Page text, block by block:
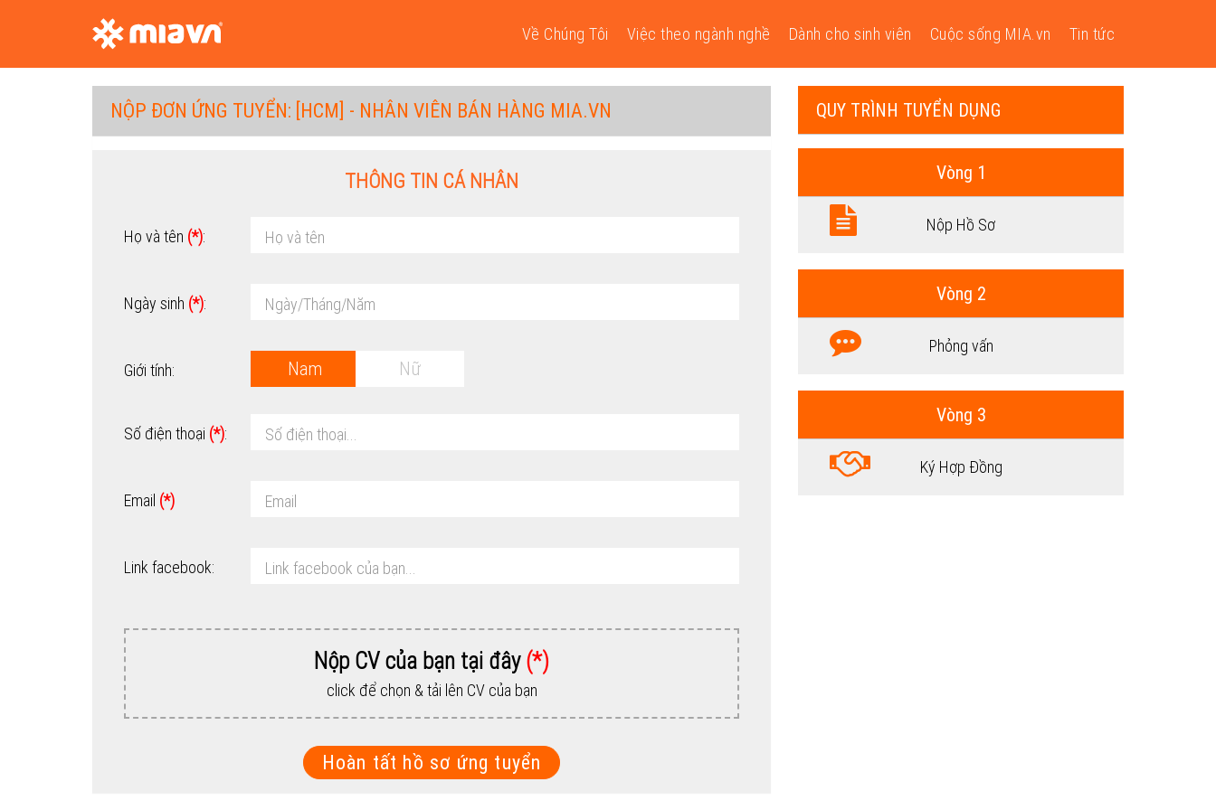
Về Chúng Tôi Việc theo ngành nghề Dành cho sinh viên Cuộc sống MIA.vn Tin tức
NỘP ĐƠN ỨNG TUYỂN: [HCM] - NHÂN VIÊN BÁN HÀNG MIA.VN
THÔNG TIN CÁ NHÂN
Họ và tên (*):
Ngày sinh (*):
Giới tính: Nam Nữ
Số điện thoại (*):
Email (*)
Link facebook:
Nộp CV của bạn tại đây(*)
click để chọn & tải lên CV của bạn
Hoàn tất hồ sơ ứng tuyển
QUY TRÌNH TUYỂN DỤNG
Vòng 1
Nộp Hồ Sơ
Vòng 2
Phỏng vấn
Vòng 3
Ký Hợp Đồng